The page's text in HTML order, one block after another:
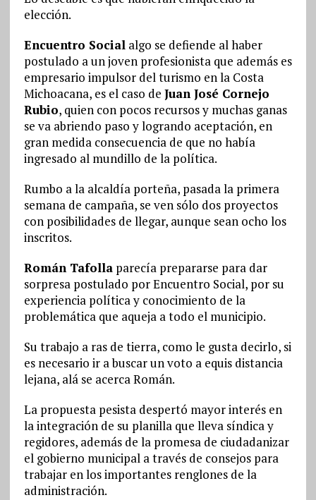
elección.
Encuentro Socialalgo se defiende al haber
postulado a un joven profesionista que además es
empresario impulsor del turismo en la Costa
Michoacana, es el caso de Juan José Cornejo
Rubio, quien con pocos recursos y muchas ganas
se va abriendo paso y logrando aceptación, en
gran medida consecuencia de que no había
ingresado al mundillo de la política.
Rumbo a la alcaldía porteña, pasada la primera
semana de campaña, se ven sólo dos proyectos
con posibilidades de llegar, aunque sean ocho los
inscritos.
Román Tafollaparecía prepararse para dar
sorpresa postulado por Encuentro Social, por su
experiencia política y conocimiento de la
problemática que aqueja a todo el municipio.
Su trabajo a ras de tierra, como le gusta decirlo, si
es necesario ir a buscar un voto a equis distancia
lejana, alá se acerca Román.
La propuesta pesista despertó mayor interés en
la integración de su planilla que lleva síndica y
regidores, además de la promesa de ciudadanizar
el gobierno municipal a través de consejos para
trabajar en los importantes renglones de la
administración.